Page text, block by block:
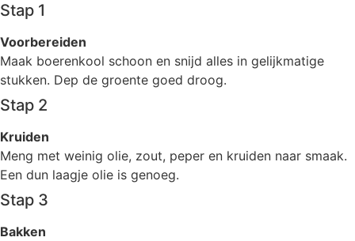
Stap 1
Voorbereiden
Maak boerenkool schoon en snijd alles in gelijkmatige
stukken. Dep de groente goed droog.
Stap 2
Kruiden
Meng met weinig olie, zout, peper en kruiden naar smaak.
Een dun laagje olie is genoeg.
Stap 3
Bakken